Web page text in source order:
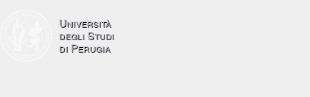
Università
degli Studi
di Perugia